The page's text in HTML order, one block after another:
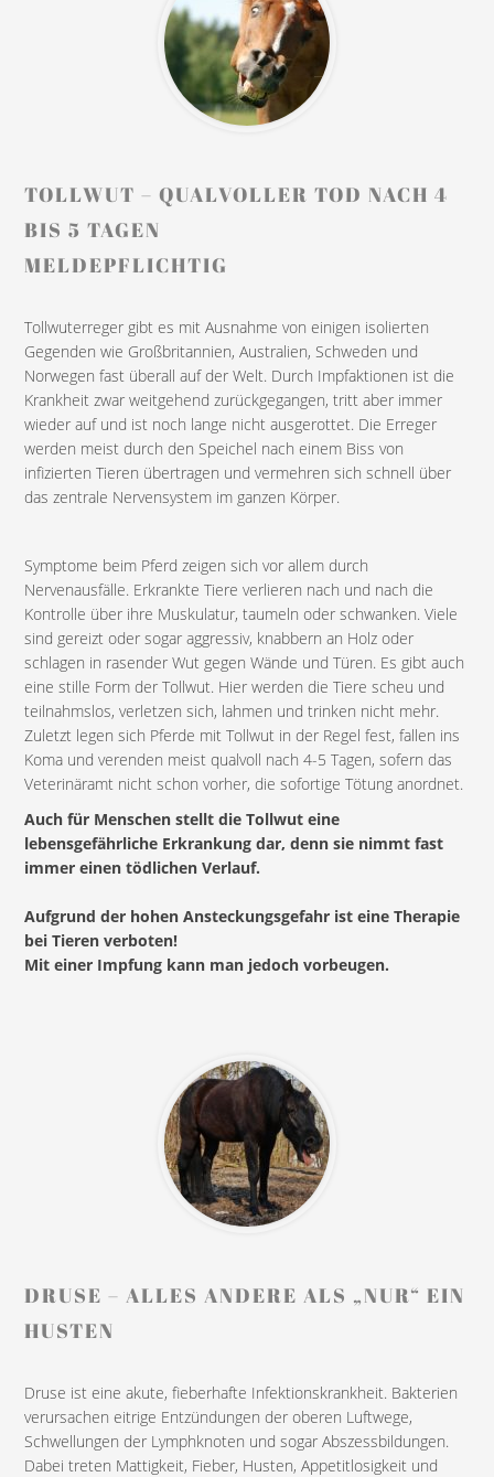
TOLLWUT – QUALVOLLER TOD NACH 4
BIS 5 TAGEN
MELDEPFLICHTIG
Tollwuterreger gibt es mit Ausnahme von einigen isolierten
Gegenden wie Großbritannien, Australien, Schweden und
Norwegen fast überall auf der Welt. Durch Impfaktionen ist die
Krankheit zwar weitgehend zurückgegangen, tritt aber immer
wieder auf und ist noch lange nicht ausgerottet. Die Erreger
werden meist durch den Speichel nach einem Biss von
infizierten Tieren übertragen und vermehren sich schnell über
das zentrale Nervensystem im ganzen Körper.
Symptome beim Pferd zeigen sich vor allem durch
Nervenausfälle. Erkrankte Tiere verlieren nach und nach die
Kontrolle über ihre Muskulatur, taumeln oder schwanken. Viele
sind gereizt oder sogar aggressiv, knabbern an Holz oder
schlagen in rasender Wut gegen Wände und Türen. Es gibt auch
eine stille Form der Tollwut. Hier werden die Tiere scheu und
teilnahmslos, verletzen sich, lahmen und trinken nicht mehr.
Zuletzt legen sich Pferde mit Tollwut in der Regel fest, fallen ins
Koma und verenden meist qualvoll nach 4-5 Tagen, sofern das
Veterinäramt nicht schon vorher, die sofortige Tötung anordnet.
Auch für Menschen stellt die Tollwut eine
lebensgefährliche Erkrankung dar, denn sie nimmt fast
immer einen tödlichen Verlauf.
Aufgrund der hohen Ansteckungsgefahr ist eine Therapie
bei Tieren verboten!
Mit einer Impfung kann man jedoch vorbeugen.
DRUSE – ALLES ANDERE ALS „NUR“ EIN
HUSTEN
Druse ist eine akute, fieberhafte Infektionskrankheit. Bakterien
verursachen eitrige Entzündungen der oberen Luftwege,
Schwellungen der Lymphknoten und sogar Abszessbildungen.
Dabei treten Mattigkeit, Fieber, Husten, Appetitlosigkeit und